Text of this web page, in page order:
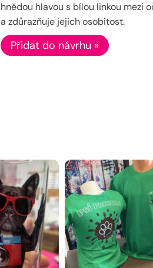
hnědou hlavou s bílou linkou mezi
a zdůrazňuje jejich osobitost.
Přidat do návrhu »